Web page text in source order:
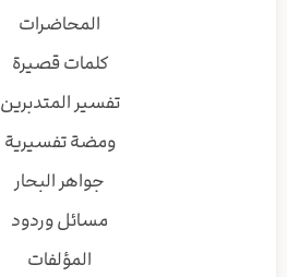
المحاضرات
كلمات قصيرة
تفسير المتدبرين
ومضة تفسيرية
جواهر البحار
مسائل وردود
المؤلفات